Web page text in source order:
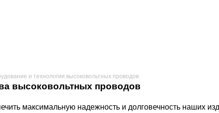
и технологии высоковольтных проводов
высоковольтных проводов
максимальную надежность и долговечность наших